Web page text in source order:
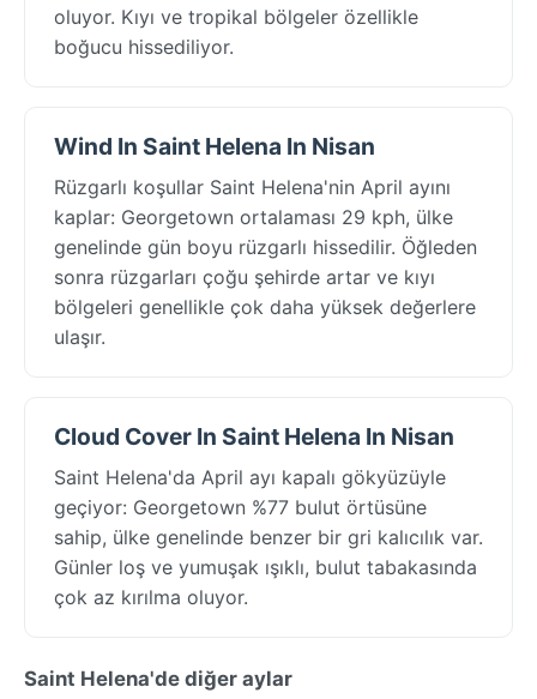
oluyor. Kıyı ve tropikal bölgeler özellikle
boğucu hissediliyor.
Wind In Saint Helena In Nisan
Rüzgarlı koşullar Saint Helena'nin April ayını
kaplar: Georgetown ortalaması 29 kph, ülke
genelinde gün boyu rüzgarlı hissedilir. Öğleden
sonra rüzgarları çoğu şehirde artar ve kıyı
bölgeleri genellikle çok daha yüksek değerlere
ulaşır.
Cloud Cover In Saint Helena In Nisan
Saint Helena'da April ayı kapalı gökyüzüyle
geçiyor: Georgetown %77 bulut örtüsüne
sahip, ülke genelinde benzer bir gri kalıcılık var.
Günler loş ve yumuşak ışıklı, bulut tabakasında
çok az kırılma oluyor.
Saint Helena'de diğer aylar